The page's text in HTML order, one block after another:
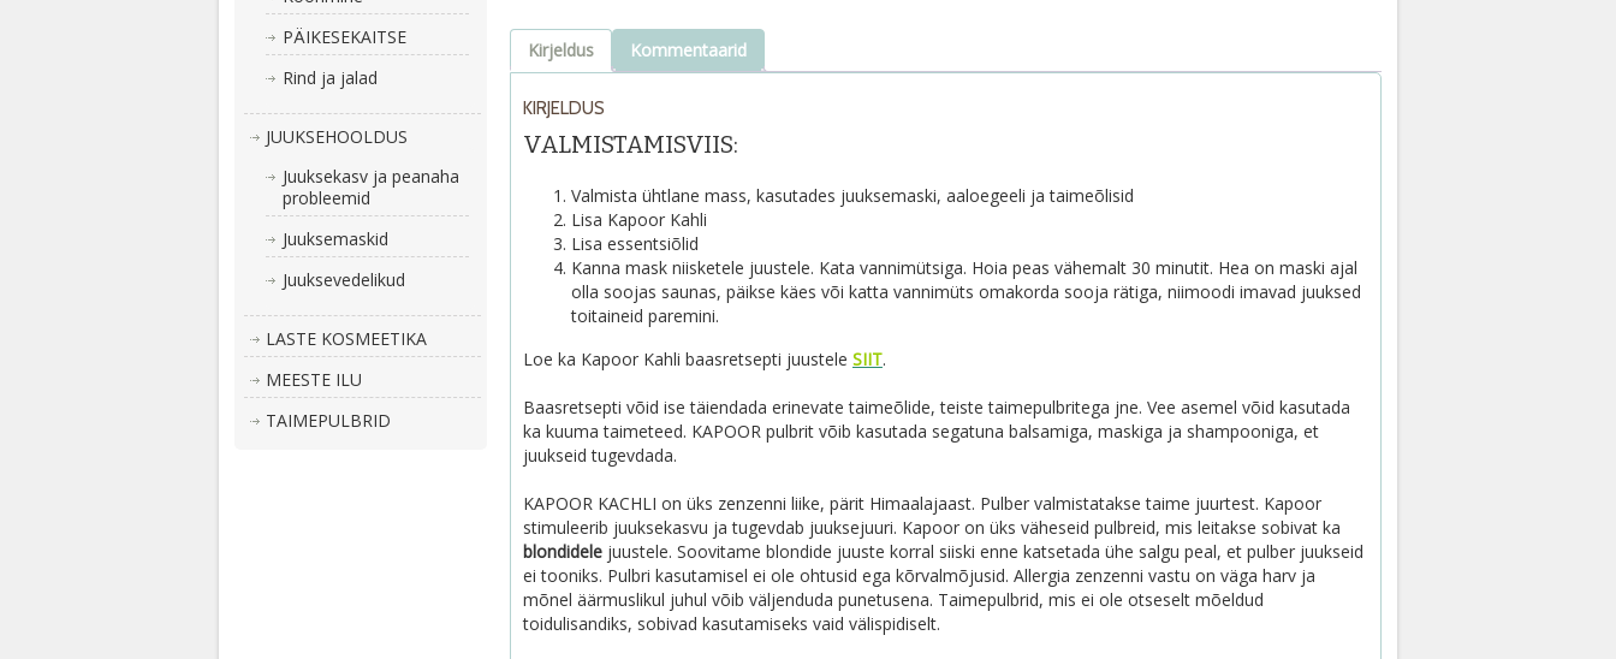
Kirjeldus Kommentaarid
KIRJELDUS
VALMISTAMISVIIS:
Valmista ühtlane mass, kasutades juuksemaski, aaloegeeli ja taimeõlisid
Lisa Kapoor Kahli
Lisa essentsiõlid
Kanna mask niisketele juustele. Kata vannimütsiga. Hoia peas vähemalt 30 minutit. Hea on maski ajal
olla soojas saunas, päikse käes või katta vannimüts omakorda sooja rätiga, niimoodi imavad juuksed
toitaineid paremini.
Loe ka Kapoor Kahli baasretsepti juustele SIIT.
Baasretsepti võid ise täiendada erinevate taimeõlide, teiste taimepulbritega jne. Vee asemel võid kasutada
ka kuuma taimeteed. KAPOOR pulbrit võib kasutada segatuna balsamiga, maskiga ja shampooniga, et
juukseid tugevdada.
KAPOOR KACHLI on üks zenzenni liike, pärit Himaalajaast. Pulber valmistatakse taime juurtest. Kapoor
stimuleerib juuksekasvu ja tugevdab juuksejuuri. Kapoor on üks väheseid pulbreid, mis leitakse sobivat ka
blondidelejuustele. Soovitame blondide juuste korral siiski enne katsetada ühe salgu peal, et pulber juukseid
ei tooniks. Pulbri kasutamisel ei ole ohtusid ega kõrvalmõjusid. Allergia zenzenni vastu on väga harv ja
mõnel äärmuslikul juhul võib väljenduda punetusena. Taimepulbrid, mis ei ole otseselt mõeldud
toidulisandiks, sobivad kasutamiseks vaid välispidiselt.
PÄIKESEKAITSE
Rind ja jalad
JUUKSEHOOLDUS
Juuksekasv ja peanaha
probleemid
Juuksemaskid
Juuksevedelikud
LASTE KOSMEETIKA
MEESTE ILU
TAIMEPULBRID